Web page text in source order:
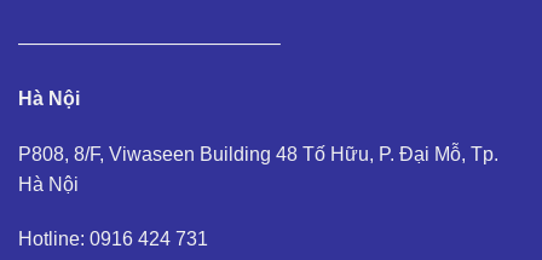
—————————————–
Hà Nội
P808, 8/F, Viwaseen Building 48 Tố Hữu, P. Đại Mỗ, Tp.
Hà Nội
Hotline: 0916 424 731